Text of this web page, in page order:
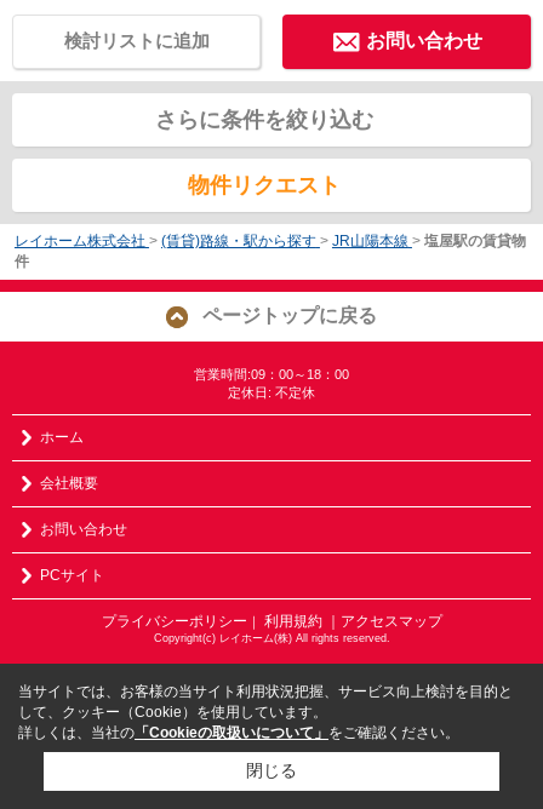
お問い合わせ
検討リストに追加
さらに条件を絞り込む
物件リクエスト
レイホーム株式会社 > (賃貸)路線・駅から探す > JR山陽本線 > 塩屋駅の賃貸物
件
ページトップに戻る
営業時間:09：00～18：00
定休日: 不定休
ホーム
会社概要
お問い合わせ
PCサイト
プライバシーポリシー ｜ 利用規約 ｜アクセスマップ
Copyright(c) レイホーム(株) All rights reserved.
当サイトでは、お客様の当サイト利用状況把握、サービス向上検討を目的と
して、クッキー（Cookie）を使用しています。
詳しくは、当社の 「Cookieの取扱いについて」 をご確認ください。
閉じる